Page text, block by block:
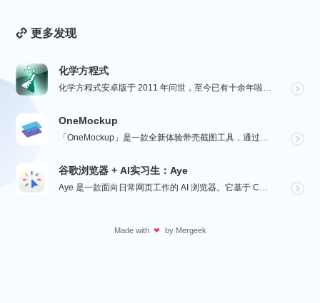
更多发现
化学方程式
化学方程式安卓版于 2011 年问世，至今已有十余年啦！在广大网友的积极贡献和我们的悉心维护下，如今...
OneMockup
「OneMockup」是一款全新体验带壳截图工具，通过导入个人照片和丰富的设备模型，用户可以轻松创建...
谷歌浏览器 + AI实习生：Aye
Aye 是一款面向日常网页工作的 AI 浏览器。它基于 Chromium 构建，保留接近谷歌浏览器的...
Made with ❤ by Mergeek